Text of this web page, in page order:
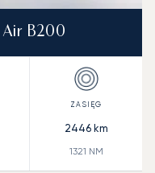
B200
2446km
1321 NM